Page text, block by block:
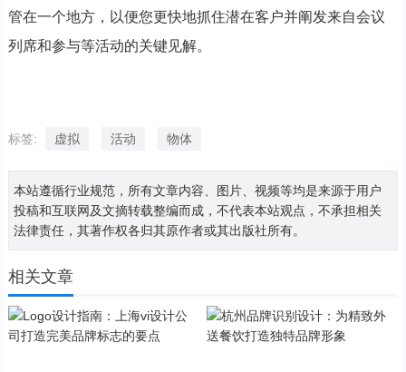
管在一个地方，以便您更快地抓住潜在客户并阐发来自会议
列席和参与等活动的关键见解。
标签: 虚拟 活动 物体
本站遵循行业规范，所有文章内容、图片、视频等均是来源于用户
投稿和互联网及文摘转载整编而成，不代表本站观点，不承担相关
法律责任，其著作权各归其原作者或其出版社所有。
相关文章